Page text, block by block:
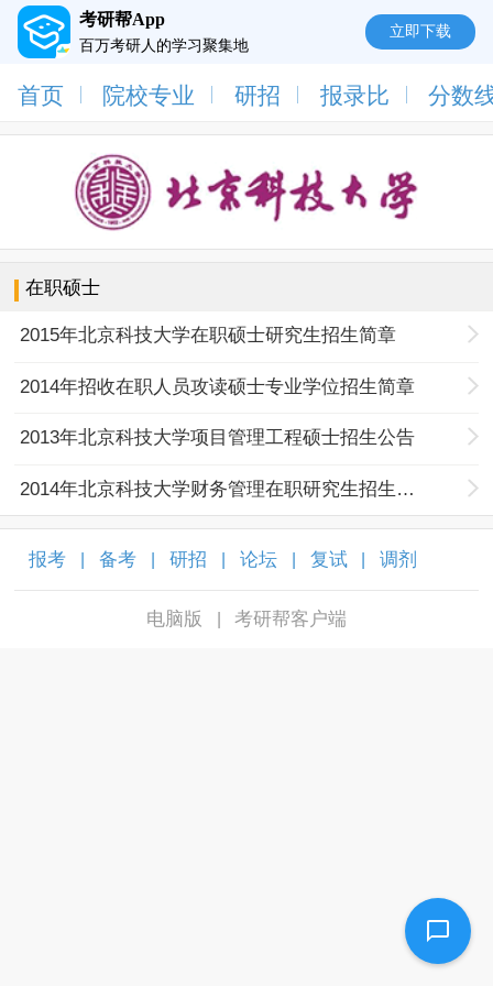
考研帮App
百万考研人的学习聚集地
立即下载
首页 院校专业 研招 报录比 分数
在职硕士
2015年北京科技大学在职硕士研究生招生简章
2014年招收在职人员攻读硕士专业学位招生简章
2013年北京科技大学项目管理工程硕士招生公告
2014年北京科技大学财务管理在职研究生招生公告
报考 备考 研招 论坛 复试 调剂
电脑版 考研帮客户端